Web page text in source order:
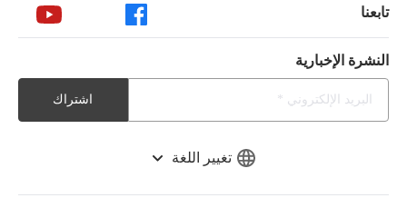
تغيير اللغة
تابعنا
النشرة الإخبارية
اشتراك